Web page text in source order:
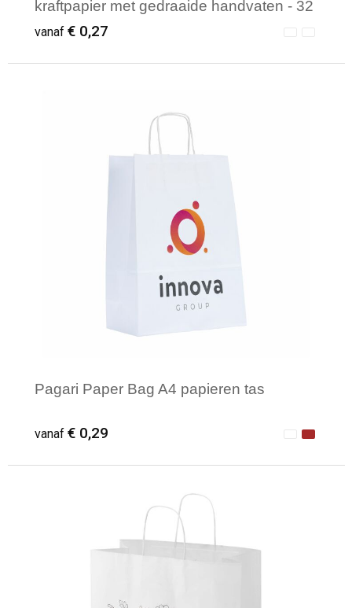
kraftpapier met gedraaide handvaten - 32
x 12 x 40 cm
vanaf € 0,27
Minimale afname: 250
Pagari Paper Bag A4 papieren tas
vanaf € 0,29
Minimale afname: 1